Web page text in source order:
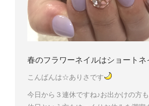
春のフラワーネイルはショートネ
こんばんは☆ありさです
今日から３連休ですね♪お出かけの方